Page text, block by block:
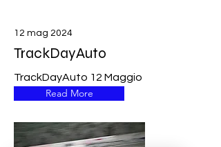
12 mag 2024
TrackDayAuto
TrackDayAuto 12 Maggio
Read More